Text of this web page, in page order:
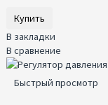
Купить
В закладки
В сравнение
Быстрый просмотр